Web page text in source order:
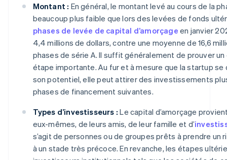
Montant : En général, le montant levé au cours de la
beaucoup plus faible que lors des levées de fonds
phases de levée de capital d’amorçage en janvier
4,4 millions de dollars, contre une moyenne de 16,6
phases de série A. Il suffit généralement de prouver
étape importante. Au fur et à mesure que la startup
son potentiel, elle peut attirer des investissements
phases de financement suivantes.
Types d’investisseurs : Le capital d’amorçage
eux-mêmes, de leurs amis, de leur famille et d’
s’agit de personnes ou de groupes prêts à prendre un
à un stade très précoce. En revanche, les étapes